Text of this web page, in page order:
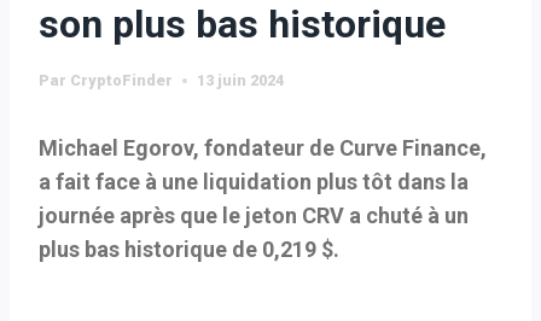
son plus bas historique
Par CryptoFinder 13 juin 2024
Michael Egorov, fondateur de Curve Finance,
a fait face à une liquidation plus tôt dans la
journée après que le jeton CRV a chuté à un
plus bas historique de 0,219 $.